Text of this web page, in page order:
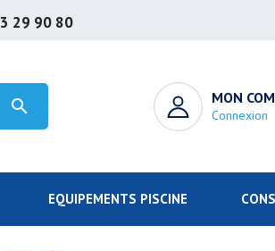
29 90 80
 MON
Connexion
EQUIPEMENTS PISCINE